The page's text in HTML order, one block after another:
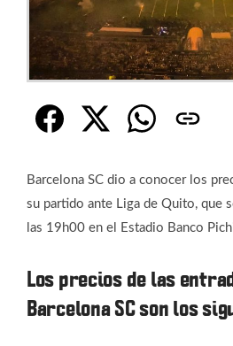
Barcelona SC dio a conocer los
su partido ante Liga de Quito, que
las 19h00 en el Estadio Banco
Los precios de las
Barcelona SC son los